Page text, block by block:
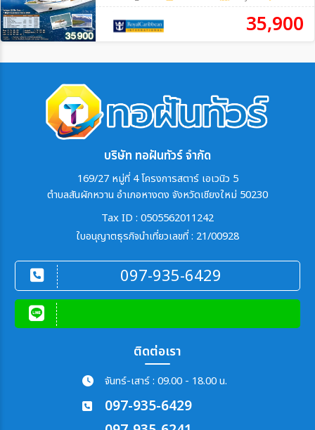
35,900
บริษัท ทอฝันทัวร์ จำกัด
169/27 หมู่ที่ 4 โครงการสตาร์ เอเวนิว 5
ตำบลสันผักหวาน อำเภอหางดง จังหวัดเชียงใหม่ 50230
Tax ID : 0505562011242
ใบอนุญาตธุรกิจนำเที่ยวเลขที่ : 21/00928
097-935-6429
ติดต่อเรา
จันทร์-เสาร์ : 09.00 - 18.00 น.
097-935-6429